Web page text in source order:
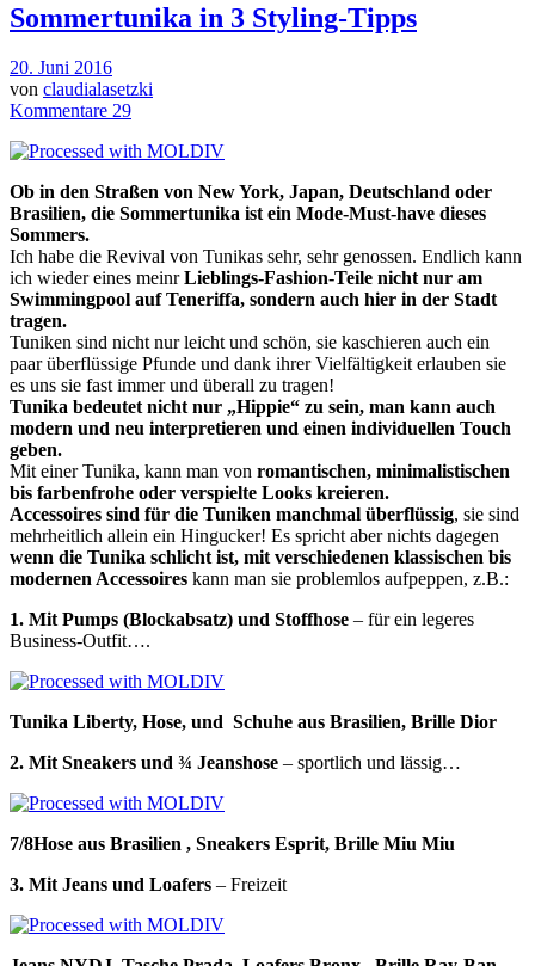
Sommertunika in 3 Styling-Tipps
20. Juni 2016
von claudialasetzki
Kommentare 29
Ob in den Straßen von New York, Japan, Deutschland oder
Brasilien, die Sommertunika ist ein Mode-Must-have dieses
Sommers.
Ich habe die Revival von Tunikas sehr, sehr genossen. Endlich kann
ich wieder eines meinrLieblings-Fashion-Teile nicht nur am
Swimmingpool auf Teneriffa, sondern auch hier in der Stadt
tragen.
Tuniken sind nicht nur leicht und schön, sie kaschieren auch ein
paar überflüssige Pfunde und dank ihrer Vielfältigkeit erlauben sie
es uns sie fast immer und überall zu tragen!
Tunika bedeutet nicht nur „Hippie“ zu sein, man kann auch
modern und neu interpretieren und einen individuellen Touch
geben.
Mit einer Tunika, kann man von romantischen, minimalistischen
bis farbenfrohe oder verspielte Looks kreieren.
Accessoires sind für die Tuniken manchmal überflüssig, sie sind
mehrheitlich allein ein Hingucker! Es spricht aber nichts dagegen
wenn die Tunika schlicht ist, mit verschiedenen klassischen bis
modernen Accessoires kann man sie problemlos aufpeppen, z.B.:
1. MitPumps (Blockabsatz) und Stoffhose – für ein legeres
Business-Outfit….
Tunika Liberty, Hose, und Schuhe aus Brasilien, Brille Dior
2. Mit Sneakers und ¾ Jeanshose – sportlich und lässig…
7/8Hose aus Brasilien , Sneakers Esprit, Brille Miu Miu
3. Mit Jeans und Loafers – Freizeit